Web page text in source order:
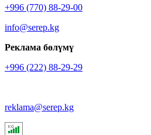
+996 (770) 88-29-00
info@serep.kg
Реклама бөлүмү
+996 (222) 88-29-29
reklama@serep.kg